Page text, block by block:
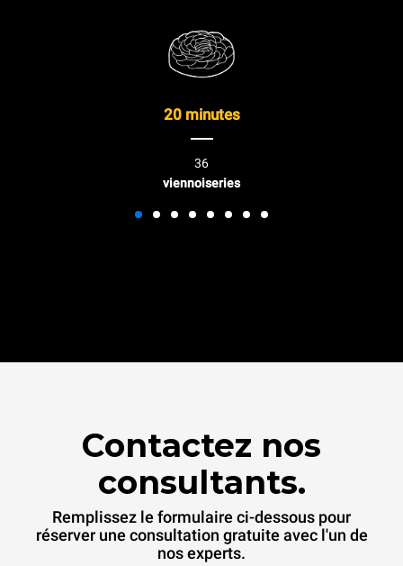
20 minutes
36
viennoiseries
Contactez nos
consultants.
Remplissez le formulaire ci-dessous pour
réserver une consultation gratuite avec l'un de
nos experts.